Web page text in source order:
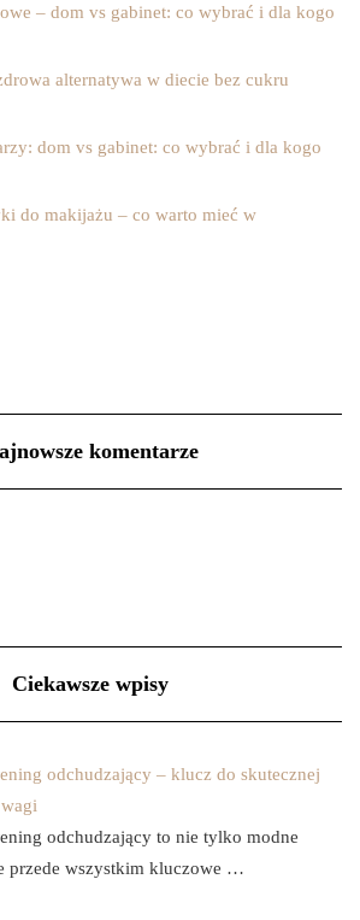
– dom vs gabinet: co wybrać i dla kogo
alternatywa w diecie bez cukru
dom vs gabinet: co wybrać i dla kogo
do makijażu – co warto mieć w
komentarze
Ciekawsze wpisy
odchudzający – klucz do skutecznej
odchudzający to nie tylko modne
przede wszystkim kluczowe …